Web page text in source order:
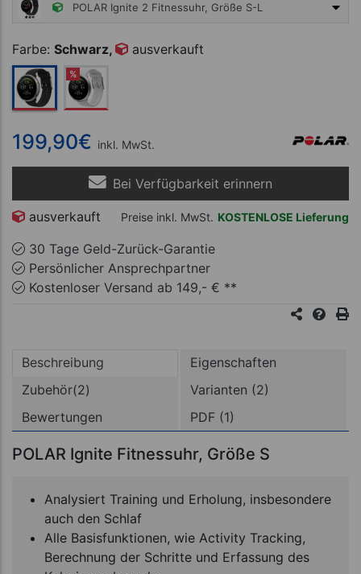
POLAR Ignite 2 Fitnessuhr, Größe S-L
Farbe: Schwarz, ausverkauft
%
199,90€ inkl. MwSt.
Bei Verfügbarkeit erinnern
ausverkauft Preise inkl. MwSt. KOSTENLOSE Lieferung
30 Tage Geld-Zurück-Garantie
Persönlicher Ansprechpartner
Kostenloser Versand ab 149,- € **
Beschreibung
Eigenschaften
Zubehör(2)
Varianten (2)
Bewertungen
PDF (1)
POLAR Ignite Fitnessuhr, Größe S
Analysiert Training und Erholung, insbesondere
auch den Schlaf
Alle Basisfunktionen, wie Activity Tracking,
Berechnung der Schritte und Erfassung des